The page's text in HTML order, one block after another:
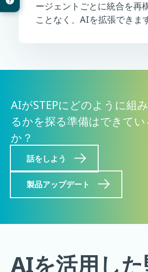
ージェントごとに統合を再
ことなく、AIを拡張できま
AIがSTEPにどのように組
るかを探る準備はできてい
か？
話をしよう
製品アップデート
AIを活用し